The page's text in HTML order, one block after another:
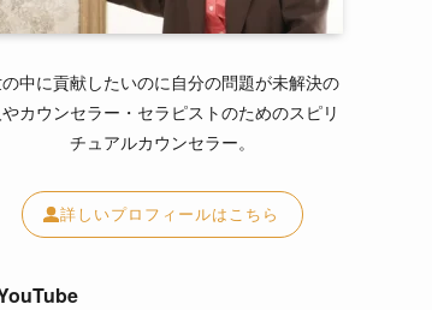
中に貢献したいのに自分の問題が未解決の
やカウンセラー・セラピストのためのスピリ
チュアルカウンセラー。
詳しいプロフィールはこちら